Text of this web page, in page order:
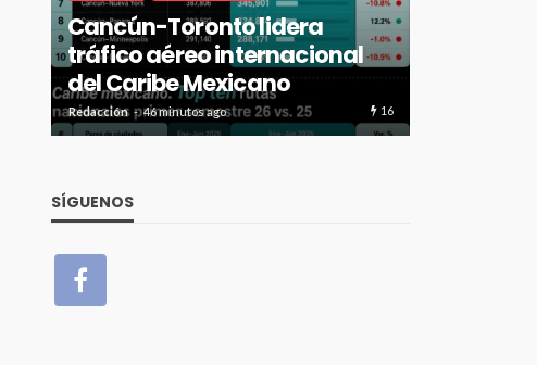
Cancún-Toronto lidera
tráfico aéreo internacional
del Caribe Mexicano
Redacción 46 minutos ago 16
SÍGUENOS